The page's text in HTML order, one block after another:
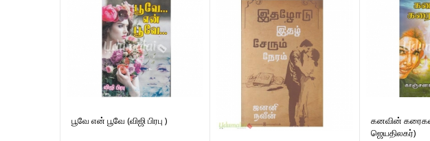
பூவே என் பூவே (விஜி பிரபு )
கனவின்
ஜெயதிலகர்)